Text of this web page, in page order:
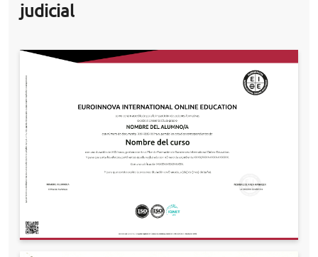
judicial